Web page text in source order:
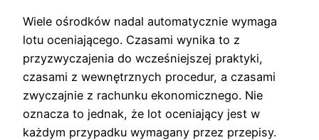
Wiele ośrodków nadal automatycznie wymaga
lotu oceniającego. Czasami wynika to z
przyzwyczajenia do wcześniejszej praktyki,
czasami z wewnętrznych procedur, a czasami
zwyczajnie z rachunku ekonomicznego. Nie
oznacza to jednak, że lot oceniający jest w
każdym przypadku wymagany przez przepisy.